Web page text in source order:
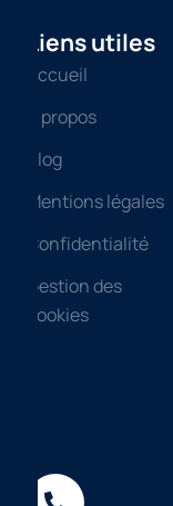
Liens utiles
Accueil
Á propos
Blog
Mentions légales
Confidentialité
Gestion des
cookies